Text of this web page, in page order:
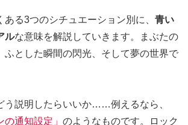
ある3つのシチュエーション別に、 青い
ルな意味を解説していきます。まぶたの
ふとした瞬間の閃光、そして夢の世界で
う説明したらいいか……例えるなら、
の通知設定」 のようなものです。ロック